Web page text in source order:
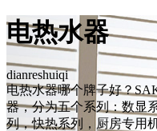
电热水器
dianreshuiqi
电热水器哪个牌子好？
器，分为五个系列：数显
列，快热系列，厨房专用